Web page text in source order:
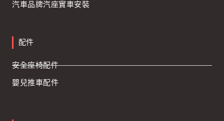
汽車品牌汽座實車安裝
配件
安全座椅配件
嬰兒推車配件